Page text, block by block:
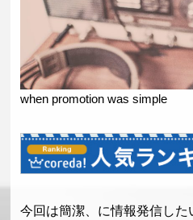
when promotion was simple
今回は簡潔、に情報発信した